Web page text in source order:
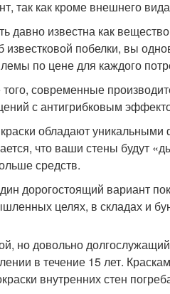
так как кроме внешнего
давно известна как
известковой побелки, вы
по цене для каждого
современные
с антигрибковым
обладают
что ваши стены будут
средств.
дорогостоящий вариант
целях, в складах и
но довольно
в течение 15 лет.
внутренних стен